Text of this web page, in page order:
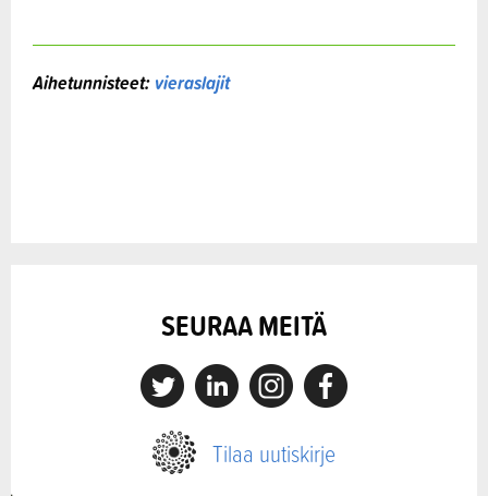
Aihetunnisteet: vieraslajit
SEURAA MEITÄ
X LinkedinInstagramFacebook
Tilaa uutiskirje